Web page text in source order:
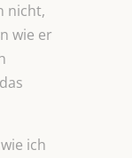
nicht,
wie er
ich